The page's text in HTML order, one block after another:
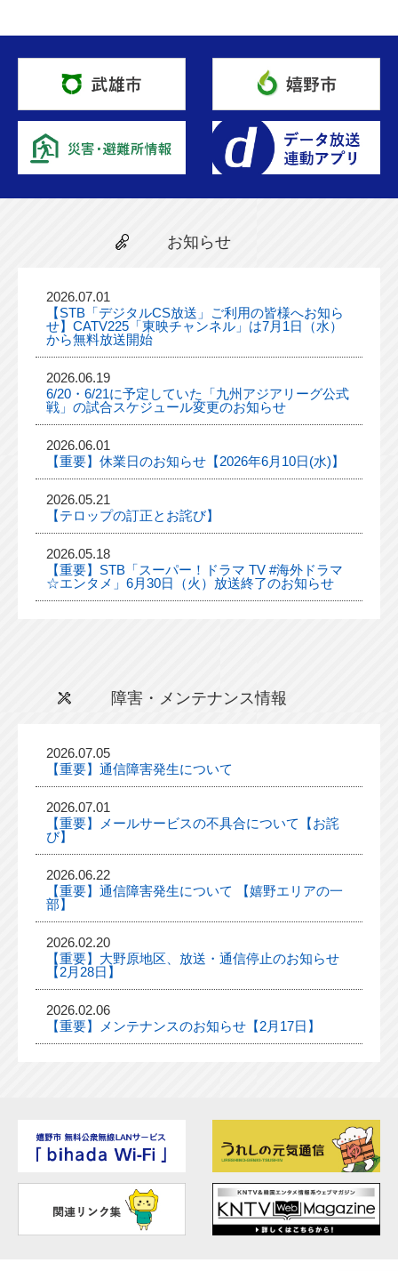
お知らせ
2026.07.01
【STB「デジタルCS放送」ご利用の皆様へお知ら
せ】CATV225「東映チャンネル」は7月1日（水）
から無料放送開始
2026.06.19
6/20・6/21に予定していた「九州アジアリーグ公式
戦」の試合スケジュール変更のお知らせ
2026.06.01
【重要】休業日のお知らせ【2026年6月10日(水)】
2026.05.21
【テロップの訂正とお詫び】
2026.05.18
【重要】STB「スーパー！ドラマ TV #海外ドラマ
☆エンタメ」6月30日（火）放送終了のお知らせ
障害・メンテナンス情報
2026.07.05
【重要】通信障害発生について
2026.07.01
【重要】メールサービスの不具合について【お詫
び】
2026.06.22
【重要】通信障害発生について 【嬉野エリアの一
部】
2026.02.20
【重要】大野原地区、放送・通信停止のお知らせ
【2月28日】
2026.02.06
【重要】メンテナンスのお知らせ【2月17日】